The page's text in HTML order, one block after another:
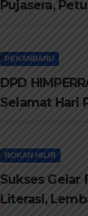
Pujasera,
PEKANBARU
DPD
Selamat Hari
ROKAN HILIR
Sukses Gelar
Literasi,